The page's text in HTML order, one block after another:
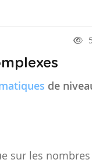
de
sur les